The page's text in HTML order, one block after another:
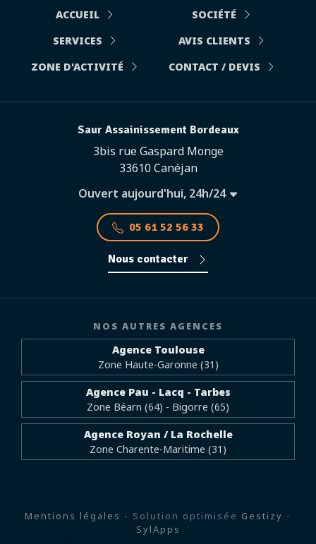
ACCUEIL
SOCIÉTÉ
SERVICES
AVIS CLIENTS
ZONE D'ACTIVITÉ
CONTACT / DEVIS
Saur Assainissement Bordeaux
3bis rue Gaspard Monge
33610 Canéjan
Ouvert aujourd'hui, 24h/24
05 61 52 56 33
Nous contacter
NOS AUTRES AGENCES
Agence Toulouse
Zone Haute-Garonne (31)
Agence Pau - Lacq - Tarbes
Zone Béarn (64) - Bigorre (65)
Agence Royan / La Rochelle
Zone Charente-Maritime (31)
Mentions légales - Solution optimisée Gestizy -
SylApps